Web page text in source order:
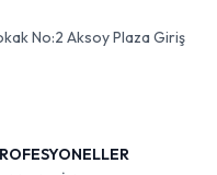
No:2 Aksoy Plaza Giriş